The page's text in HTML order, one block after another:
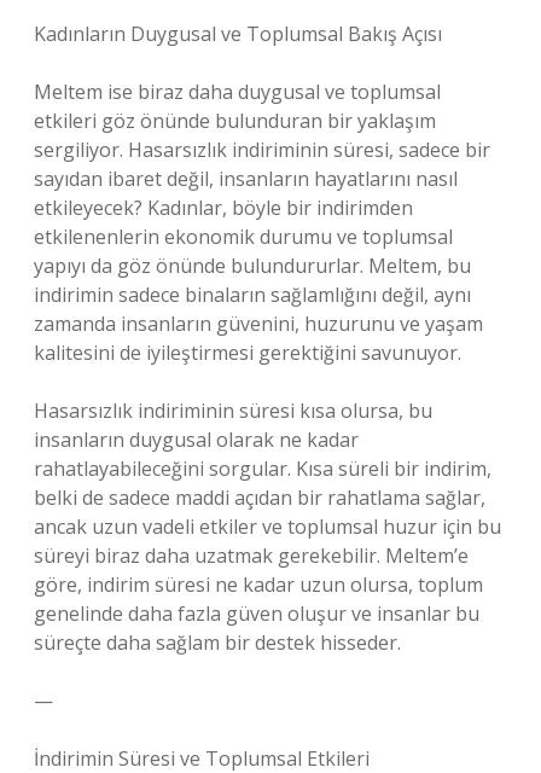
Kadınların Duygusal ve Toplumsal Bakış Açısı
Meltem ise biraz daha duygusal ve toplumsal
etkileri göz önünde bulunduran bir yaklaşım
sergiliyor. Hasarsızlık indiriminin süresi, sadece bir
sayıdan ibaret değil, insanların hayatlarını nasıl
etkileyecek? Kadınlar, böyle bir indirimden
etkilenenlerin ekonomik durumu ve toplumsal
yapıyı da göz önünde bulundururlar. Meltem, bu
indirimin sadece binaların sağlamlığını değil, aynı
zamanda insanların güvenini, huzurunu ve yaşam
kalitesini de iyileştirmesi gerektiğini savunuyor.
Hasarsızlık indiriminin süresi kısa olursa, bu
insanların duygusal olarak ne kadar
rahatlayabileceğini sorgular. Kısa süreli bir indirim,
belki de sadece maddi açıdan bir rahatlama sağlar,
ancak uzun vadeli etkiler ve toplumsal huzur için bu
süreyi biraz daha uzatmak gerekebilir. Meltem’e
göre, indirim süresi ne kadar uzun olursa, toplum
genelinde daha fazla güven oluşur ve insanlar bu
süreçte daha sağlam bir destek hisseder.
—
İndirimin Süresi ve Toplumsal Etkileri